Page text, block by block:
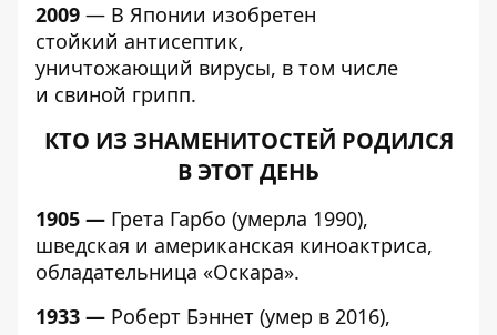
2009 — В Японии изобретен
стойкий антисептик,
уничтожающий вирусы, в том числе
и свиной грипп.
КТО ИЗ ЗНАМЕНИТОСТЕЙ РОДИЛСЯ
В ЭТОТ ДЕНЬ
1905 — Грета Гарбо (умерла 1990),
шведская и американская киноактриса,
обладательница «Оскара».
1933 — Роберт Бэннет (умер в 2016),